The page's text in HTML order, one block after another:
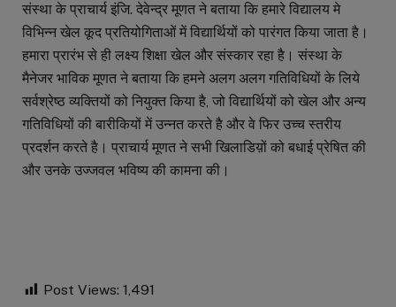
संस्था के प्राचार्य इंजि. देवेन्द्र मूणत ने बताया कि हमारे विद्यालय मे
विभिन्न खेल कूद प्रतियोगिताओं में विद्यार्थियों को पारंगत किया जाता है।
हमारा प्रारंभ से ही लक्ष्य शिक्षा खेल और संस्कार रहा है। संस्था के
मैनेजर भाविक मूणत ने बताया कि हमने अलग अलग गतिविधियों के लिये
सर्वश्रेष्ठ व्यक्तियों को नियुक्त किया है, जो विद्यार्थियों को खेल और अन्य
गतिविधियों की बारीकियों में उन्नत करते है और वे फिर उच्च स्तरीय
प्रदर्शन करते है। प्राचार्य मूणत ने सभी खिलाडिय़ों को बधाई प्रेषित की
और उनके उज्जवल भविष्य की कामना की।
Post Views: 1,491